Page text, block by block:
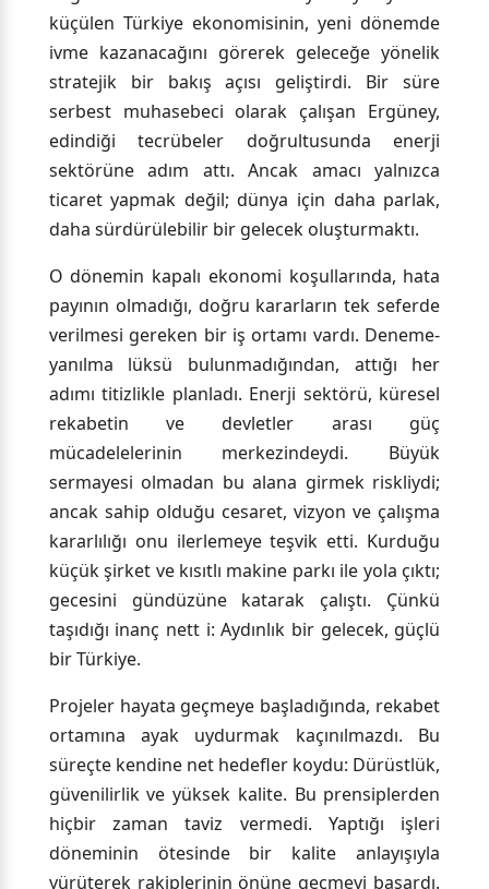
küçülen Türkiye ekonomisinin, yeni dönemde
ivme kazanacağını görerek geleceğe yönelik
stratejik bir bakış açısı geliştirdi. Bir süre
serbest muhasebeci olarak çalışan Ergüney,
edindiği tecrübeler doğrultusunda enerji
sektörüne adım attı. Ancak amacı yalnızca
ticaret yapmak değil; dünya için daha parlak,
daha sürdürülebilir bir gelecek oluşturmaktı.
O dönemin kapalı ekonomi koşullarında, hata
payının olmadığı, doğru kararların tek seferde
verilmesi gereken bir iş ortamı vardı. Deneme-
yanılma lüksü bulunmadığından, attığı her
adımı titizlikle planladı. Enerji sektörü, küresel
rekabetin ve devletler arası güç
mücadelelerinin merkezindeydi. Büyük
sermayesi olmadan bu alana girmek riskliydi;
ancak sahip olduğu cesaret, vizyon ve çalışma
kararlılığı onu ilerlemeye teşvik etti. Kurduğu
küçük şirket ve kısıtlı makine parkı ile yola çıktı;
gecesini gündüzüne katarak çalıştı. Çünkü
taşıdığı inanç nett i: Aydınlık bir gelecek, güçlü
bir Türkiye.
Projeler hayata geçmeye başladığında, rekabet
ortamına ayak uydurmak kaçınılmazdı. Bu
süreçte kendine net hedefler koydu: Dürüstlük,
güvenilirlik ve yüksek kalite. Bu prensiplerden
hiçbir zaman taviz vermedi. Yaptığı işleri
döneminin ötesinde bir kalite anlayışıyla
yürüterek rakiplerinin önüne geçmeyi başardı.